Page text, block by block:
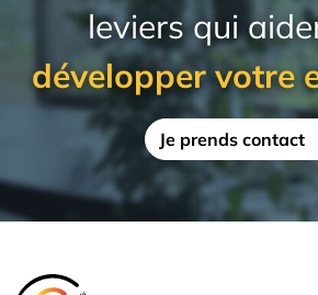
leviers qui
développer votre
Je prends contact